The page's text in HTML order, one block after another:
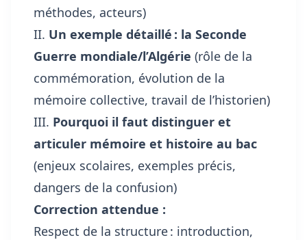
méthodes, acteurs)
II. Un exemple détaillé : la Seconde
Guerre mondiale/l’Algérie (rôle de la
commémoration, évolution de la
mémoire collective, travail de l’historien)
III. Pourquoi il faut distinguer et
articuler mémoire et histoire au bac
(enjeux scolaires, exemples précis,
dangers de la confusion)
Correction attendue :
Respect de la structure : introduction,